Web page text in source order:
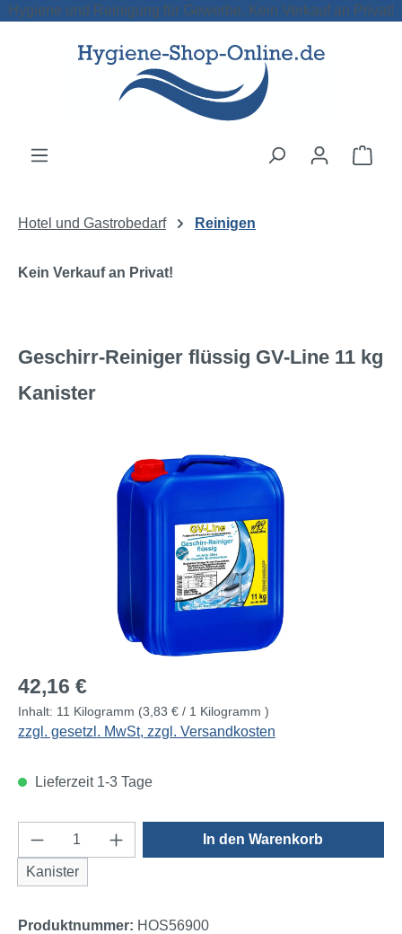
Zum Hauptinhalt springen
Hygiene und Reinigung für Gewerbe. Kein Verkauf an Privat!
Hotel und Gastrobedarf Reinigen
Kein Verkauf an Privat!
Geschirr-Reiniger flüssig GV-Line 11 kg
Kanister
Bildergalerie überspringen
Regulärer Preis:
42,16 €
Inhalt: 11 Kilogramm (3,83 € / 1 Kilogramm )
zzgl. gesetzl. MwSt, zzgl. Versandkosten
Lieferzeit 1-3 Tage
Produkt Anzahl: Gib den gewünschten
Kanister
In den Warenkorb
Produktnummer: HOS56900